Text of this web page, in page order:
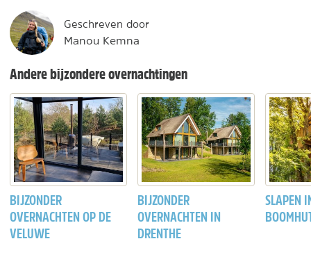
Geschreven door
Manou Kemna
Andere bijzondere overnachtingen
BIJZONDER
OVERNACHTEN OP DE
VELUWE
BIJZONDER
OVERNACHTEN IN
DRENTHE
SLAPEN